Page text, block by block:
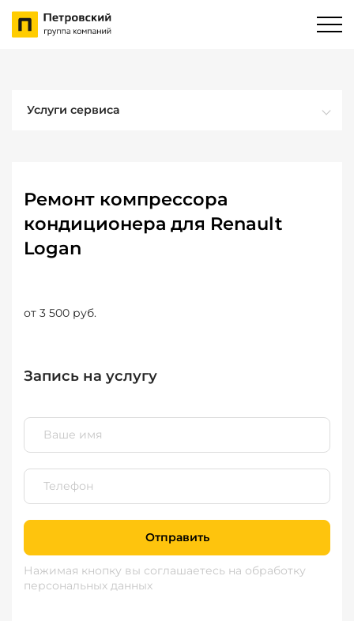
Услуги сервиса
Ремонт компрессора
кондиционера для Renault
Logan
от 3 500 руб.
Запись на услугу
Отправить
Нажимая кнопку вы соглашаетесь на обработку
персональных данных